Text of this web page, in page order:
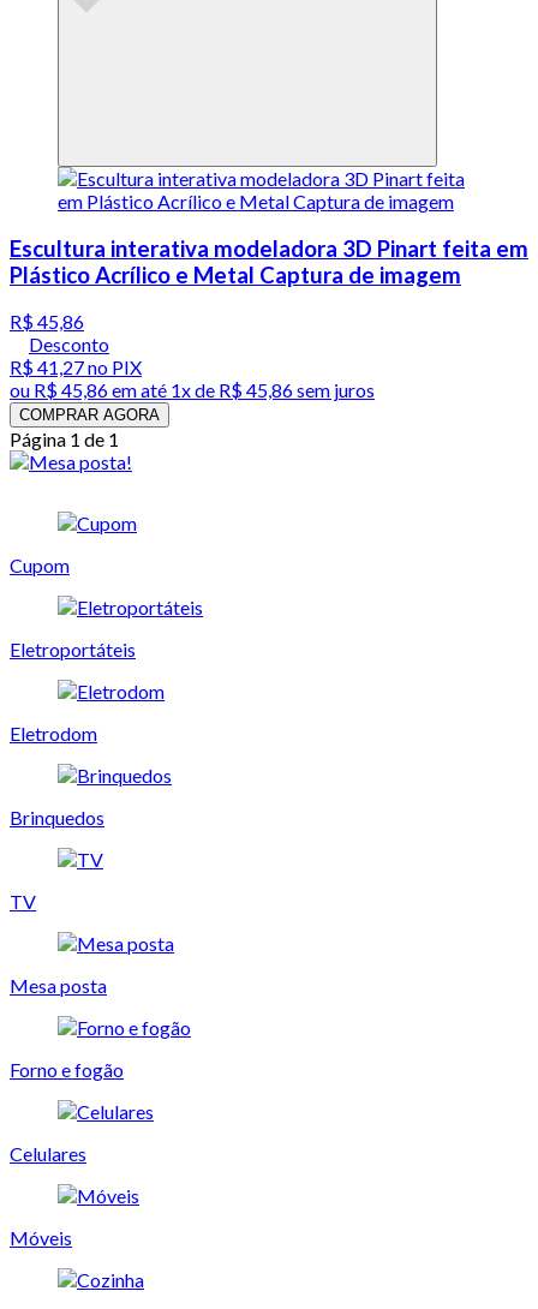
Escultura interativa modeladora 3D Pinart feita em
Plástico Acrílico e Metal Captura de imagem
R$ 45,86
Desconto
R$ 41,27no PIX
ou R$ 45,86em até 1x de R$ 45,86sem juros
COMPRAR AGORA
Página 1 de 1
Cupom
Eletroportáteis
Eletrodom
Brinquedos
TV
Mesa posta
Forno e fogão
Celulares
Móveis